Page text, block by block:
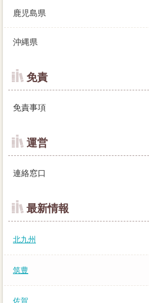
鹿児島県
沖縄県
免責
免責事項
運営
連絡窓口
最新情報
北九州
筑豊
佐賀